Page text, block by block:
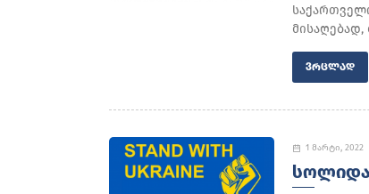
მისაღებად,
ᲕᲠᲪᲚᲐᲓ
1 მარტი, 2022